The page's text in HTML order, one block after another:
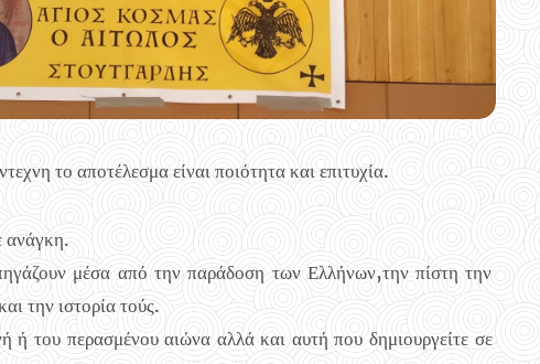
το αποτέλεσμα είναι ποιότητα και επιτυχία.
ανάγκη.
μέσα από την παράδοση των Ελλήνων,την πίστη την
την ιστορία τούς.
ή του περασμένου αιώνα αλλά και αυτή που δημιουργείτε σε